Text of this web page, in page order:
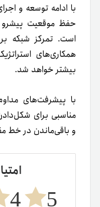
با ادامه توسعه و
حفظ موقعیت پیشرو
است. تمرکز شبکه
همکاری‌های
بیشتر خواهد شد.
با پیشرفت‌های
مناسبی برای
و باقی‌ماندن در خط
5
4